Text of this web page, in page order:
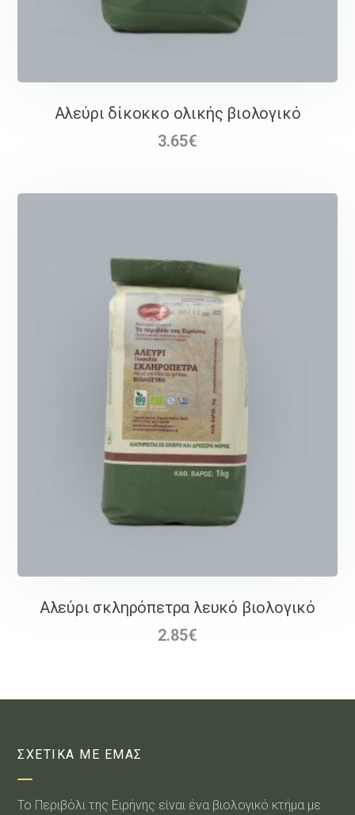
Αλεύρι δίκοκκο ολικής βιολογικό
3.65€
Αλεύρι σκληρόπετρα λευκό βιολογικό
2.85€
ΣΧΕΤΙΚΑ ΜΕ ΕΜΑΣ
Το Περιβόλι της Ειρήνης είναι ένα βιολογικό κτήμα με